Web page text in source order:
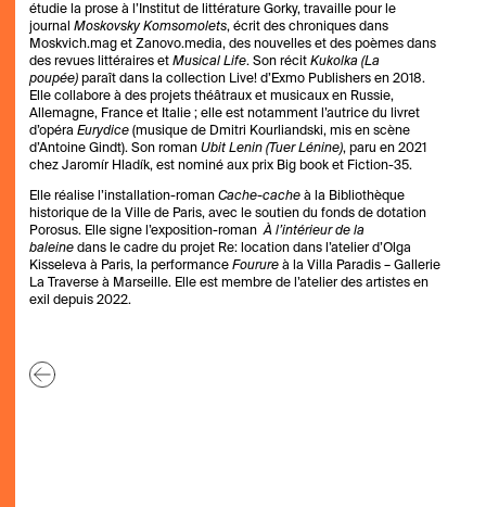
étudie la prose à l’Institut de littérature Gorky, travaille pour le
journal Moskovsky Komsomolets, écrit des chroniques dans
Moskvich.mag et Zanovo.media, des nouvelles et des poèmes dans
des revues littéraires et Musical Life. Son récit Kukolka (La
poupée) paraît dans la collection Live! d’Exmo Publishers en 2018.
Elle collabore à des projets théâtraux et musicaux en Russie,
Allemagne, France et Italie ; elle est notamment l’autrice du livret
d’opéra Eurydice (musique de Dmitri Kourliandski, mis en scène
d’Antoine Gindt). Son roman Ubit Lenin (Tuer Lénine), paru en 2021
chez Jaromír Hladík, est nominé aux prix Big book et Fiction-35.
Elle réalise l’installation-roman Cache-cache à la Bibliothèque
historique de la Ville de Paris, avec le soutien du fonds de dotation
Porosus. Elle signe l’exposition-romanÀ l’intérieur de la
baleine dans le cadre du projet Re: location dans l’atelier d’Olga
Kisseleva à Paris, la performance Fourure à la Villa Paradis – Gallerie
La Traverse à Marseille. Elle est membre de l’atelier des artistes en
exil depuis 2022.